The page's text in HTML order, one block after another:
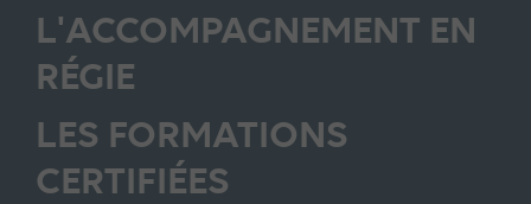
L'ACCOMPAGNEMENT EN
RÉGIE
LES FORMATIONS
CERTIFIÉES